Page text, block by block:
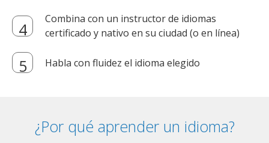
Combina con un instructor de idiomas
certificado y nativo en su ciudad (o en línea)
Habla con fluidez el idioma elegido
¿Por qué aprender un idioma?